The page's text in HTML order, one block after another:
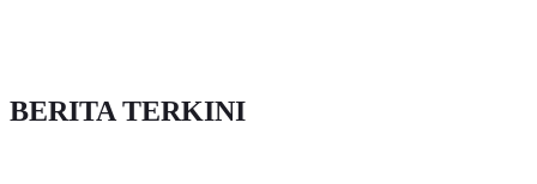
BERITA TERKINI